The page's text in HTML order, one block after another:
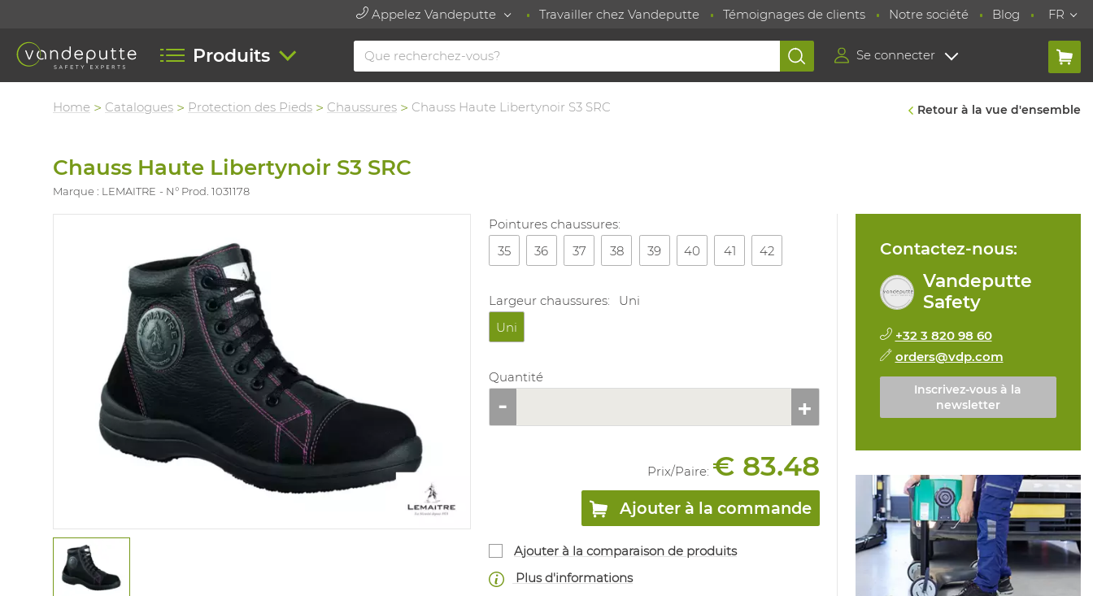
Appelez Vandeputte Travailler chez Vandeputte Témoignages de clients Notre société Blog FR
Produits Se connecter
Home Catalogues Protection des Pieds Chaussures Chauss Haute Libertynoir S3 SRC Retour à la vue d'ensemble
Chauss Haute Libertynoir S3 SRC
Marque : LEMAITRE N° Prod. 1031178
Pointures chaussures:
35
36 37 38 39 40 41 42
Largeur chaussures:
Uni
Uni
Quantité
Prix/Paire: € 83.48
Ajouter à la commande
Ajouter à la comparaison de produits
Plus d'informations
Contactez-nous:
Vandeputte
Safety
+32 3 820 98 60
orders@vdp.com
Inscrivez-vous à la
newsletter